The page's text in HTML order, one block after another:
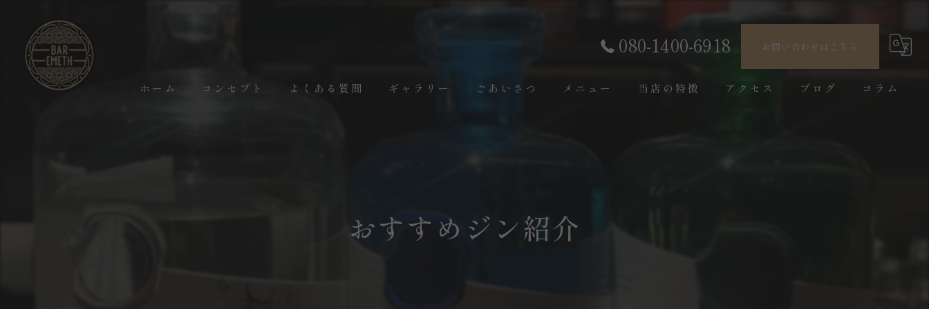
080-1400-6918 お問い合わせはこちら
ホーム コンセプト よくある質問 ギャラリー ごあいさつ メニュー 当店の特徴 アクセス ブログ コラム
おすすめジン紹介